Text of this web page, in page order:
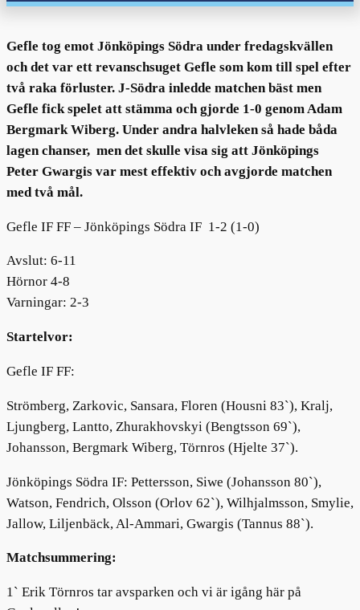
Gefle tog emot Jönköpings Södra under fredagskvällen
och det var ett revanschsuget Gefle som kom till spel efter
två raka förluster. J-Södra inledde matchen bäst men
Gefle fick spelet att stämma och gjorde 1-0 genom Adam
Bergmark Wiberg. Under andra halvleken så hade båda
lagen chanser, men det skulle visa sig att Jönköpings
Peter Gwargis var mest effektiv och avgjorde matchen
med två mål.
Gefle IF FF – Jönköpings Södra IF 1-2 (1-0)
Avslut: 6-11
Hörnor 4-8
Varningar: 2-3
Startelvor:
Gefle IF FF:
Strömberg, Zarkovic, Sansara, Floren (Housni 83`), Kralj,
Ljungberg, Lantto, Zhurakhovskyi (Bengtsson 69`),
Johansson, Bergmark Wiberg, Törnros (Hjelte 37`).
Jönköpings Södra IF: Pettersson, Siwe (Johansson 80`),
Watson, Fendrich, Olsson (Orlov 62`), Wilhjalmsson, Smylie,
Jallow, Liljenbäck, Al-Ammari, Gwargis (Tannus 88`).
Matchsummering:
1` Erik Törnros tar avsparken och vi är igång här på